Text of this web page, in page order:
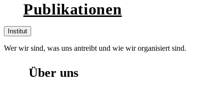
Publikationen
Institut
Wer wir sind, was uns antreibt und wie wir organisiert sind.
Über uns